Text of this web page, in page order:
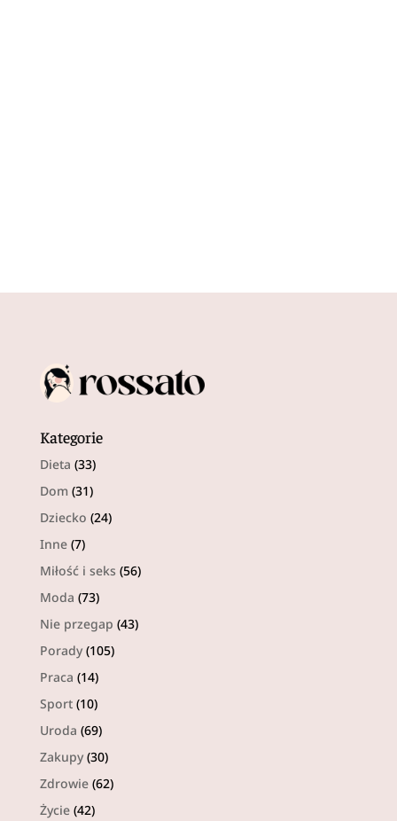
Kategorie
Dieta (33)
Dom (31)
Dziecko (24)
Inne(7)
Miłość i seks (56)
Moda (73)
Nie przegap (43)
Porady(105)
Praca (14)
Sport(10)
Uroda (69)
Zakupy(30)
Zdrowie(62)
Życie(42)